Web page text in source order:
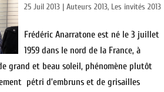
25 Juil 2013 | Auteurs 2013, Les invités 2013
Frédéric Anarratone est né le 3 juillet
1959 dans le nord de la France, à
grand et beau soleil, phénomène plutôt
pétri d’embruns et de grisailles